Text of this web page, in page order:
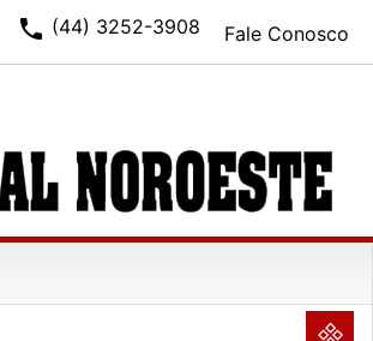
Fale Conosco
phone (44) 3252-3908
NULL